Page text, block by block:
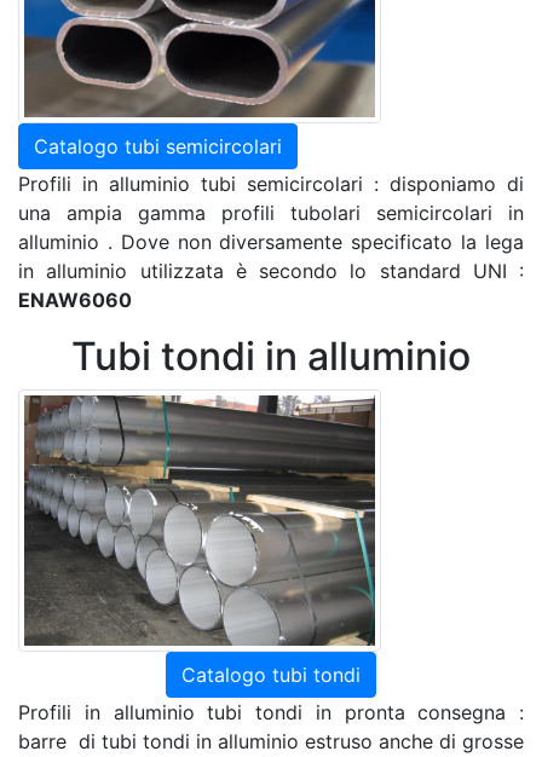
Catalogo tubi semicircolari
Profili in alluminio tubi semicircolari : disponiamo di
una ampia gamma profili tubolari semicircolari in
alluminio . Dove non diversamente specificato la lega
in alluminio utilizzata è secondo lo standard UNI :
ENAW6060
Tubi tondi in alluminio
Catalogo tubi tondi
Profili in alluminio tubi tondi in pronta consegna :
barre di tubi tondi in alluminio estruso anche di grosse